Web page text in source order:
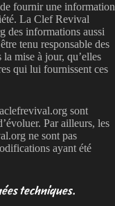
fournir une information
La Clef Revival
des informations aussi
tenu responsable des
mise à jour, qu’elles
qui lui fournissent ces
sont
Par ailleurs, les
ne sont pas
ayant été
techniques.